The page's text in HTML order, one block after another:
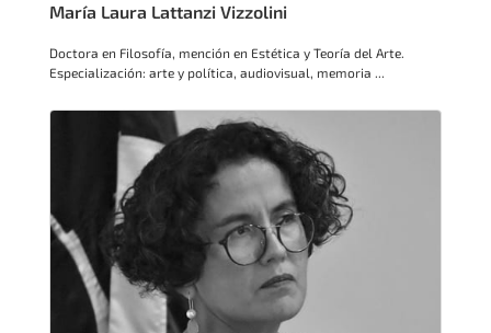
María Laura Lattanzi Vizzolini
Doctora en Filosofía, mención en Estética y Teoría del Arte.
Especialización: arte y política, audiovisual, memoria ...